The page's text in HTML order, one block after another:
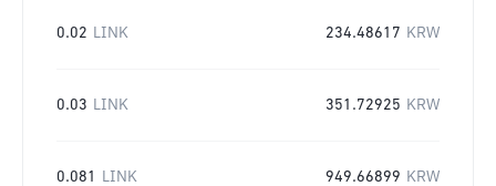
0.02 LINK 234.48617 KRW
0.03 LINK 351.72925 KRW
0.081 LINK 949.66899 KRW